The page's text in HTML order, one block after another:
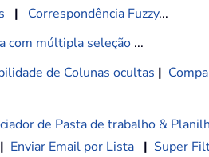
| Correspondência Fuzzy...
com múltipla seleção ...
de Colunas ocultas |
de Pasta de trabalho &
| Enviar Email por Lista | Super